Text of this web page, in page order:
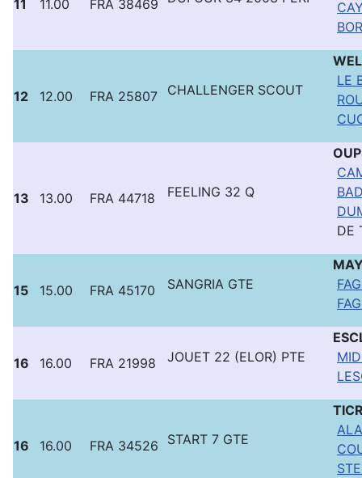
11 11.00 FRA 38469
12 12.00 FRA 25807 CHALLENGER SCOUT
LE
13 13.00 FRA 44718 FEELING 32 Q
DE
15 15.00 FRA 45170 SANGRIA GTE
16 16.00 FRA 21998 JOUET 22 (ELOR) PTE
16 16.00 FRA 34526 START 7 GTE